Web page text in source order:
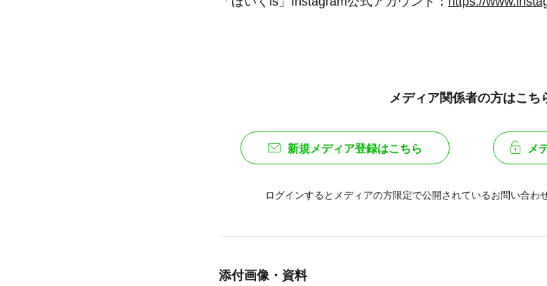
メディア関係者の方はこち
新規メディア登録はこちら メ
ログインするとメディアの方限定で公開されているお問い合わ
添付画像・資料